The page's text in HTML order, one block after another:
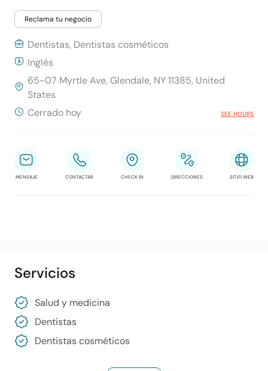
Reclama tu negocio
Dentistas, Dentistas cosméticos
Inglés
65-07 Myrtle Ave, Glendale, NY 11385, United
States
Cerrado hoy
SEE HOURS
MENSAJE CONTACTAR CHECK IN DIRECCIONES SITIO WEB
Servicios
Salud y medicina
Dentistas
Dentistas cosméticos